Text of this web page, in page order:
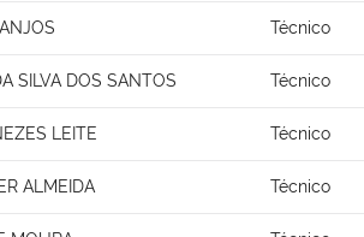
Técnico
SILVA DOS SANTOS Técnico
LEITE Técnico
ALMEIDA Técnico